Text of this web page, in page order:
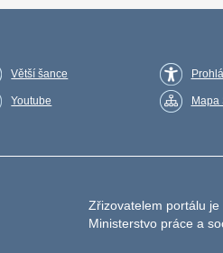
Větší šance
Youtube Mapa
Zřizovatelem portálu je
Ministerstvo práce a